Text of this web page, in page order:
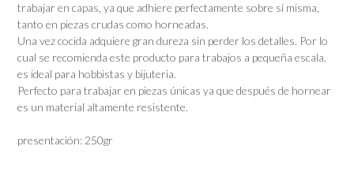
trabajar en capas, ya que adhiere perfectamente sobre sí misma,
tanto en piezas crudas como horneadas.
Una vez cocida adquiere gran dureza sin perder los detalles. Por lo
cual se recomienda este producto para trabajos a pequeña escala.
es ideal para hobbistas y bijuteria.
Perfecto para trabajar en piezas únicas ya que después de hornear
es un material altamente resistente.
presentación: 250gr